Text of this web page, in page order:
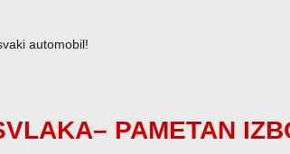
PAMETAN